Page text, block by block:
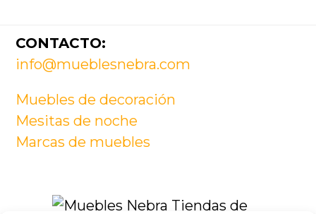
Footer
CONTACTO:
info@mueblesnebra.com
Muebles de decoración
Mesitas de noche
Marcas de muebles